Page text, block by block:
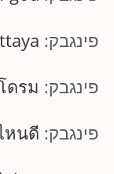
פינגבק:
פינגבק: ดรม
פינגבק: หนดี